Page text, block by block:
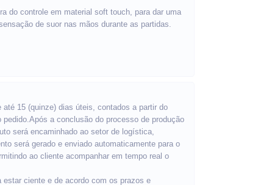
do controle em material soft touch, para dar uma
de suor nas mãos durante as partidas.
15 (quinze) dias úteis, contados a partir do
a conclusão do processo de produção
será encaminhado ao setor de logística,
será gerado e enviado automaticamente para o
ao cliente acompanhar em tempo real o
ciente e de acordo com os prazos e